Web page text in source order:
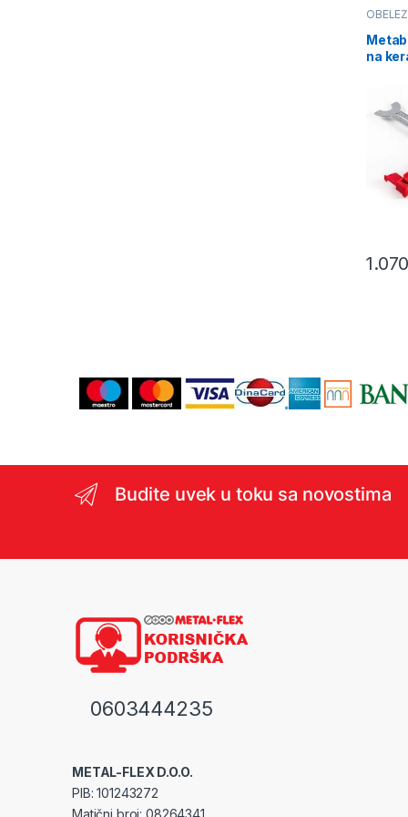
na
Budite uvek u toku sa novostima
0603444235
METAL-FLEX D.O.O.
PIB: 101243272
Matični broj: 08264341